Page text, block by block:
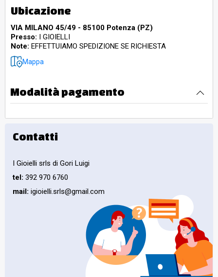
Ubicazione
VIA MILANO 45/49 - 85100 Potenza (PZ)
Presso: I GIOIELLI
Note: EFFETTUIAMO SPEDIZIONE SE RICHIESTA
Mappa
Modalità pagamento
Contatti
I Gioielli srls di Gori Luigi
tel: 392 970 6760
mail: igioielli.srls@gmail.com